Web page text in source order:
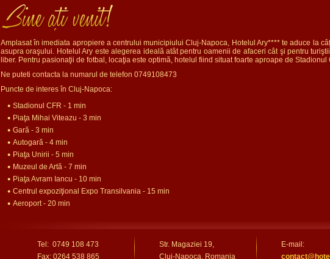
Amplasat în imediata apropiere a centrului municipiului Cluj-Napoca, Hotelul Ary**** te aduce la
asupra oraşului. Hotelul Ary este alegerea ideală atât pentru oamenii de afaceri cât şi pentru
liber. Pentru pasionaţii de fotbal, locaţia este optimă, hotelul fiind situat foarte aproape de Stadionul
Ne puteti contacta la numarul de telefon 0749108473
Puncte de interes în Cluj-Napoca:
Stadionul CFR - 1 min
Piaţa Mihai Viteazu - 3 min
Gară - 3 min
Autogară - 4 min
Piaţa Unirii - 5 min
Muzeul de Artă - 7 min
Piaţa Avram Iancu - 10 min
Centrul expoziţional Expo Transilvania - 15 min
Aeroport - 20 min
Tel: 0749 108 473
Fax: 0264 538 865
Str. Magaziei 19,
Cluj-Napoca, Romania
E-mail: